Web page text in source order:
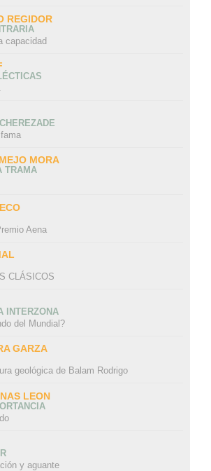
REGIDOR
capacidad
MORA
TRAMA
Aena
CLÁSICOS
INTERZONA
del Mundial?
GARZA
geológica de Balam Rodrigo
LEON
y aguante